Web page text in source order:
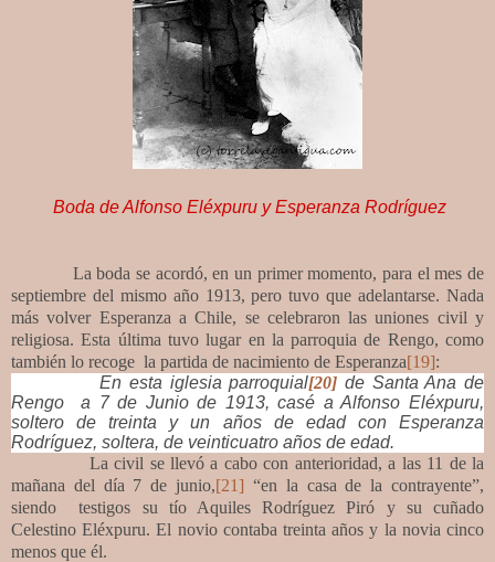
Boda de Alfonso Eléxpuru y Esperanza Rodríguez
La boda se acordó, en un primer momento, para el mes de
septiembre del mismo año 1913, pero tuvo que adelantarse. Nada
más volver Esperanza a Chile, se celebraron las uniones civil y
religiosa. Esta última tuvo lugar en la parroquia de Rengo, como
también lo recoge la partida de nacimiento de Esperanza[19]:
En esta iglesia parroquial[20] de Santa Ana de
Rengo a 7 de Junio de 1913, casé a Alfonso Eléxpuru,
soltero de treinta y un años de edad con Esperanza
Rodríguez, soltera, de veinticuatro años de edad.
La civil se llevó a cabo con anterioridad, a las 11 de la
mañana del día 7 de junio,[21] “en la casa de la contrayente”,
siendo testigos su tío Aquiles Rodríguez Piró y su cuñado
Celestino Eléxpuru. El novio contaba treinta años y la novia cinco
menos que él.